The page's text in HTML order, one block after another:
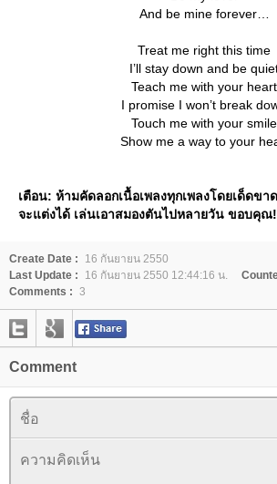
And be mine forever…
Treat me right this time
I’ll stay down and be
Teach me with your heart
I promise I won’t break
Touch me with your smile
Show me a way to your
เตือน: ห้ามคัดลอกเนื้อเพลงทุกเพลงโดยเด็ดขา
จะแต่งได้ เล่นเอาสมองตันไปหลายวัน ขอบคุณ!
Create Date :
16 กันยายน 2550
Last Update :
16 กันยายน 2550 12:44:16 น.
Comments : 3
Comment